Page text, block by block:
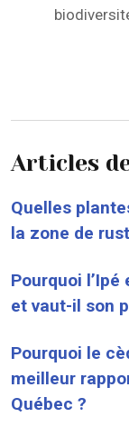
Articles
Quelles
la zone de
Pourquoi
et vaut-il son
Pourquoi le
meilleur
Québec ?